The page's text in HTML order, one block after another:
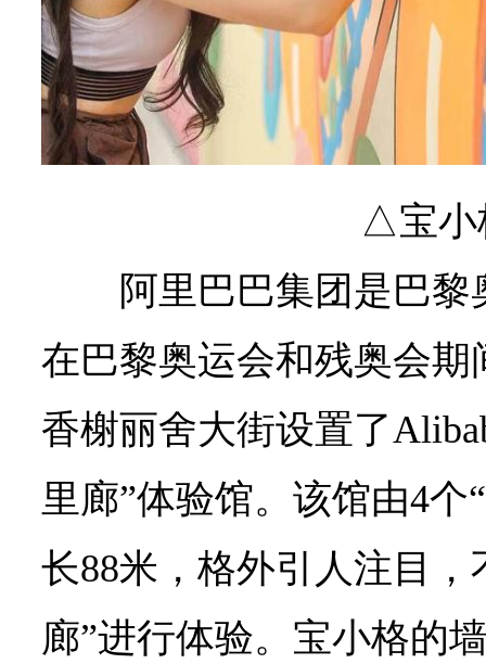
△宝小
阿里巴巴集团是巴
在巴黎奥运会和残奥会
香榭丽舍大街设置了
里廊”体验馆。该馆由4个
长88米，格外引人注目
廊”进行体验。宝小格的